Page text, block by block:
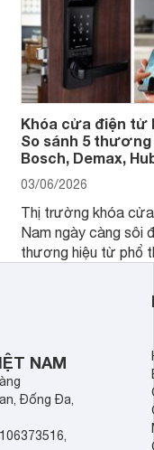
Khóa cửa điện tử
So sánh 5 thương
Bosch, Demax,
03/06/2026
Thị trường khóa
Nam ngày càng sôi
thương hiệu từ phổ
cửa điện tử hãng
sẽ so sánh 5
Demax, Hubert và
NAM
Đống Đa,